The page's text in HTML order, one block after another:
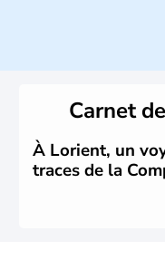
Histoire et
siècle, l'Inde reste
britannique jusqu'à
1947. Le Taj Mahal,
en l'honneur de son
1640 et est
Carnet
À Lorient, un
traces de la